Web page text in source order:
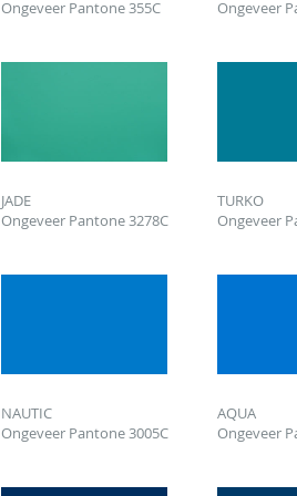
Ongeveer Pantone 355C
Ongeveer
JADE
Ongeveer Pantone 3278C
TURKO
Ongeveer
NAUTIC
Ongeveer Pantone 3005C
AQUA
Ongeveer